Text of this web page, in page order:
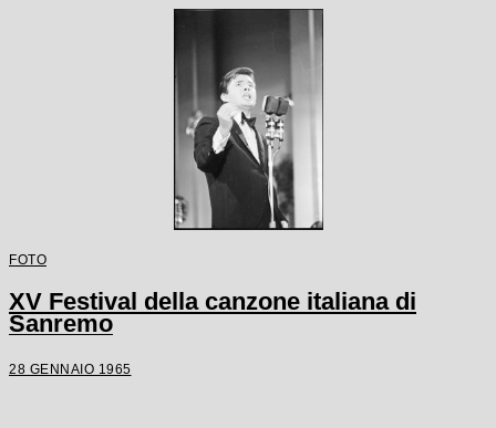
FOTO
XV Festival della canzone italiana di
Sanremo
28 GENNAIO 1965